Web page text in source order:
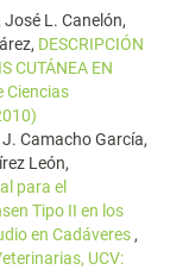
L. Canelón,
DESCRIPCIÓN
CUTÁNEA EN
Ciencias
Camacho García,
León,
para el
Tipo II en los
en Cadáveres ,
UCV: